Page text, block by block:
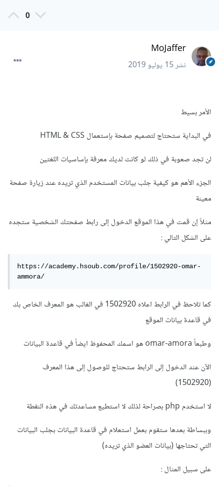
0
MoJaffer
نشر15 يوليو 2019
الأمر بسيط
في البداية ستحتاج لتصميم صفحة بإستعمال HTML & CSS
لن تجد صعوبة في ذلك لو كانت لديك معرفة بإساسيات اللغتين
الجزء الأهم هو كيفية جلب بيانات المستخدم الذي تريده عند زيارة صفحة
معينة
مثلاً إن قمت في هذا الموقع الدخول إلى رابط صفحتك الشخصية ستجده
على الشكل التالي :
https://academy.hsoub.com/profile/1502920-omar-
ammora/
كما تلاحظ في الرابط اعلاه 1502920 في الغالب هو المعرف الخاص بك
في قاعدة بيانات الموقع
وطبعاً omar-amora هو اسمك المحفوظ ايضاً في قاعدة البيانات
الآن عند الدخول إلى الرابط ستحتاج للوصول إلى هذا المعرف
لا استخدم php بصراحة لذلك لا استطيع مساعدتك في هذه النقطة
وببساطة بعدها ستقوم بعمل استعلام في قاعدة البيانات بجلب البيانات
التي تحتاجها (بيانات العضو الذي تريده)
على سبيل المثال :